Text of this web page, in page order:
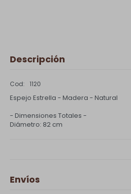
Descripción
1120
Espejo Estrella - Madera - Natural
- Dimensiones Totales -
Diámetro: 82 cm
Envíos